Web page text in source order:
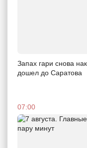
Запах гари снова
дошел до Саратова
07:00